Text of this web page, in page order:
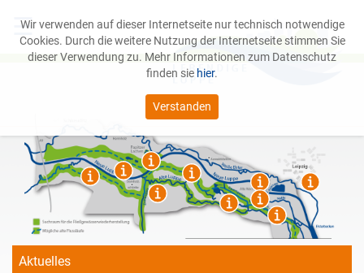
Wir verwenden auf dieser Internetseite nur technisch notwendige
Cookies. Durch die weitere Nutzung der Internetseite stimmen Sie
dieser Verwendung zu. Mehr Informationen zum Datenschutz
finden sie hier.
Verstanden
☰
Leipziger Auwald
Service
Aktuelles